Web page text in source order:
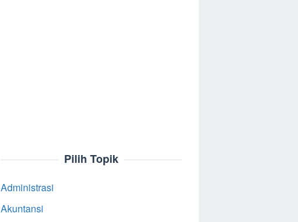
Pilih Topik
Administrasi
Akuntansi